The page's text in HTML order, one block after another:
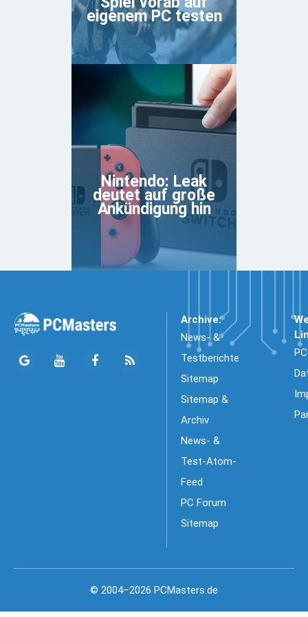
eigenem PC testen
Nintendo: Leak
deutet auf große
Ankündigung hin
Archive:
News- &
Testberichte
Sitemap
Sitemap &
Archiv
News- &
Test-Atom-
Feed
PC Forum
Sitemap
© 2004–2026 PCMasters.de